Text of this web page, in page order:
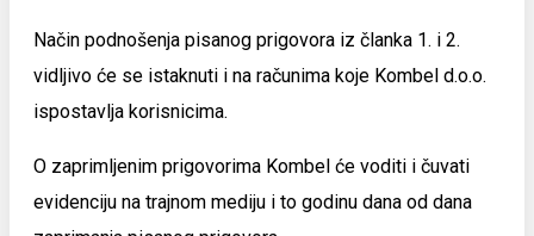
Način podnošenja pisanog prigovora iz članka 1. i 2.
vidljivo će se istaknuti i na računima koje Kombel d.o.o.
ispostavlja korisnicima.
O zaprimljenim prigovorima Kombel će voditi i čuvati
evidenciju na trajnom mediju i to godinu dana od dana